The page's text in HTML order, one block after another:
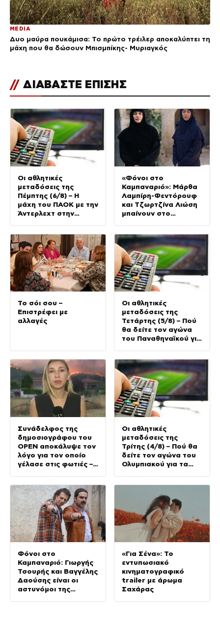
MEDIA
Δυο μαύρα πουκάμισα: Το πρώτο τρέιλερ αποκαλύπτει τη
μάχη που θα δώσουν Μπισμπίκης- Μυριαγκός
// ΔΙΑΒΑΣΤΕ ΕΠΙΣΗΣ
Οι αθλητικές
μεταδόσεις της
Πέμπτης (6/8) – Η
μάχη του ΠΑΟΚ με την
Άντερλεχτ στην
«Φόνοι στο
Καμπαναριό»: Μάρθα
Λαμπίρη-Φεντόρουφ
και Τζωρτζίνα Λιώση
μπαίνουν στο
Το σόι σου –
Επιστρέφει με
αλλαγές
Οι αθλητικές
μεταδόσεις της
Τετάρτης (5/8) – Πού
θα δείτε τον αγώνα
του Παναθηναϊκού για
Συνάδελφος της
δημοσιογράφου του
OPEN αποκάλυψε τον
λόγο για τον οποίο
γέλασε στις φωτιές –
Οι αθλητικές
μεταδόσεις της
Τρίτης (4/8) – Πού θα
δείτε τον αγώνα του
Ολυμπιακού για τα
Φόνοι στο
Καμπαναριό: Γιωργής
Τσουρής και Βαγγέλης
Δαούσης είναι οι
αστυνόμοι της
«Για Σένα»: Το
εντυπωσιακό
κινηματογραφικό
trailer με άρωμα
Σαχάρας